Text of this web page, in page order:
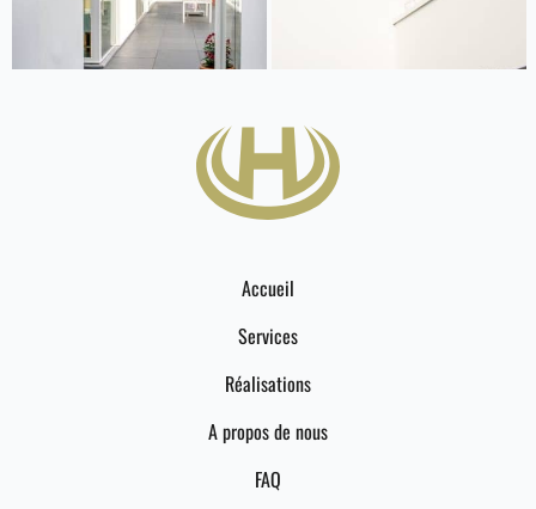
Accueil
Services
Réalisations
A propos de nous
FAQ